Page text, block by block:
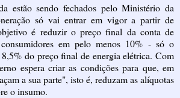
estão sendo fechados pelo Ministério da
só vai entrar em vigor a partir de
é reduzir o preço final da conta de
em pelo menos 10% - só o
do preço final de energia elétrica. Com
espera criar as condições para que, em
a sua parte", isto é, reduzam as alíquotas
o insumo.